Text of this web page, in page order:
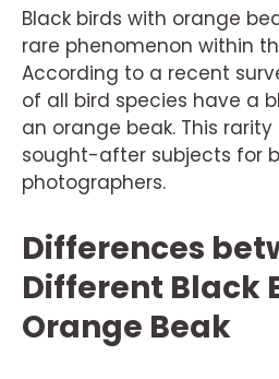
Black birds with orange
rare phenomenon within
According to a recent
of all bird species have a
an orange beak. This
sought-after subjects for
photographers.
Differences
Different Black
Orange Beak